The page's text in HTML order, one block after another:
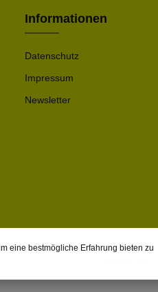
Informationen
Datenschutz
Impressum
Newsletter
eine bestmögliche Erfahrung bieten zu